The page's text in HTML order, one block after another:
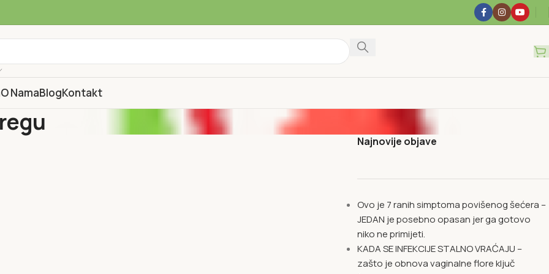
O NamaBlogKontakt
Najnovije objave
Ovo je 7 ranih simptoma povišenog šećera –
JEDAN je posebno opasan jer ga gotovo
niko ne primijeti.
KADA SE INFEKCIJE STALNO VRAĆAJU –
zašto je obnova vaginalne flore ključ